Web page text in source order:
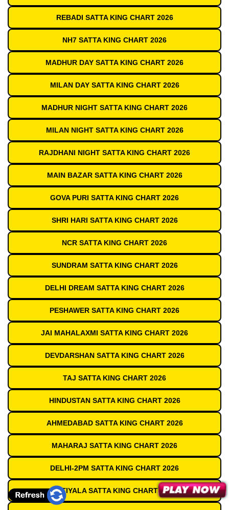
REBADI SATTA KING CHART 2026
NH7 SATTA KING CHART 2026
MADHUR DAY SATTA KING CHART 2026
MILAN DAY SATTA KING CHART 2026
MADHUR NIGHT SATTA KING CHART 2026
MILAN NIGHT SATTA KING CHART 2026
RAJDHANI NIGHT SATTA KING CHART 2026
MAIN BAZAR SATTA KING CHART 2026
GOVA PURI SATTA KING CHART 2026
SHRI HARI SATTA KING CHART 2026
NCR SATTA KING CHART 2026
SUNDRAM SATTA KING CHART 2026
DELHI DREAM SATTA KING CHART 2026
PESHAWER SATTA KING CHART 2026
JAI MAHALAXMI SATTA KING CHART 2026
DEVDARSHAN SATTA KING CHART 2026
TAJ SATTA KING CHART 2026
HINDUSTAN SATTA KING CHART 2026
AHMEDABAD SATTA KING CHART 2026
MAHARAJ SATTA KING CHART 2026
DELHI-2PM SATTA KING CHART 2026
PATIYALA SATTA KING CHART 2026